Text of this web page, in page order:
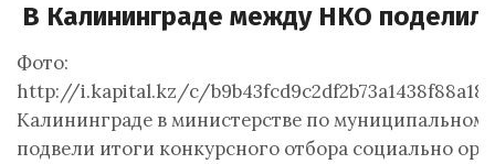
В Калининграде между НКО
Фото:
http://i.kapital.kz/c/
Калининграде в министерстве по
подвели итоги конкурсного отбора социально